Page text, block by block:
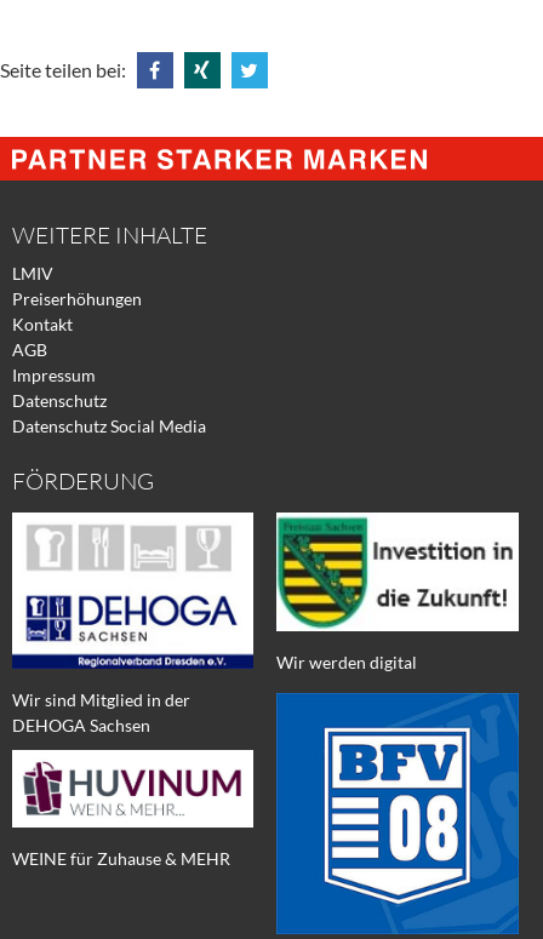
Seite teilen bei:
@
Facebook
@
Xing
@
Twitter
WEITERE INHALTE
LMIV
Preiserhöhungen
Kontakt
AGB
Impressum
Datenschutz
Datenschutz Social Media
FÖRDERUNG
Wir sind Mitglied in der
DEHOGA Sachsen
WEINE für Zuhause & MEHR
Wir werden digital